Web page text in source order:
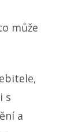
může
s
a